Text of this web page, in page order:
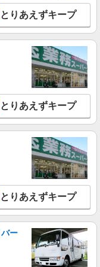
とりあえずキープ
とりあえずキープ
とりあえずキープ
ー